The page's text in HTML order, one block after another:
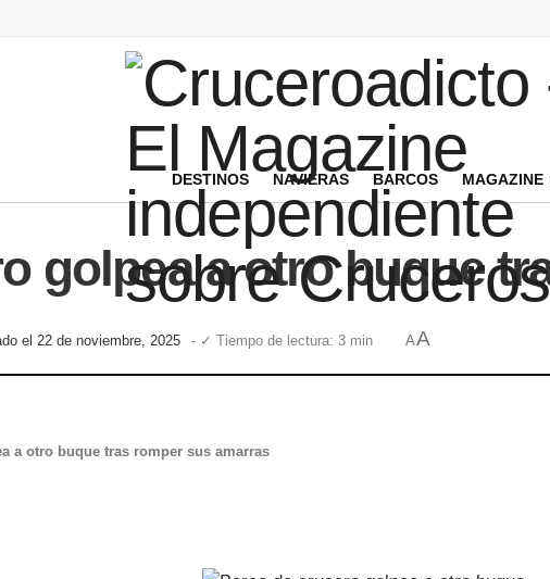
DESTINOS NAVIERAS BARCOS MAGAZINE
golpea a otro buque
el 22 de noviembre, 2025 - ✓ Tiempo de lectura: 3 min AA
a otro buque tras romper sus amarras